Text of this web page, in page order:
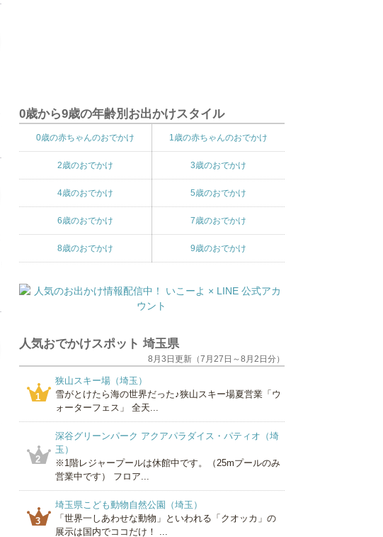
0歳から9歳の年齢別お出かけスタイル
0歳の赤ちゃんのおでかけ 1歳の赤ちゃんのおでかけ
2歳のおでかけ 3歳のおでかけ
4歳のおでかけ 5歳のおでかけ
6歳のおでかけ 7歳のおでかけ
8歳のおでかけ 9歳のおでかけ
人気おでかけスポット 埼玉県
8月3日更新（7月27日～8月2日分）
1
狭山スキー場（埼玉）
雪がとけたら海の世界だった♪狭山スキー場夏営業「ウ
ォーターフェス」 全天...
2
深谷グリーンパーク アクアパラダイス・パティオ（埼
玉）
※1階レジャープールは休館中です。（25mプールのみ
営業中です） フロア...
3
埼玉県こども動物自然公園（埼玉）
「世界一しあわせな動物」といわれる「クオッカ」の
展示は国内でココだけ！ ...